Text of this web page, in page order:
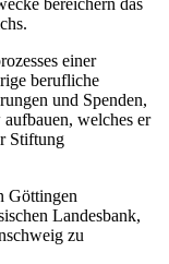
bereichern das
einer
berufliche
und Spenden,
welches er
Stiftung
Göttingen
Landesbank,
zu